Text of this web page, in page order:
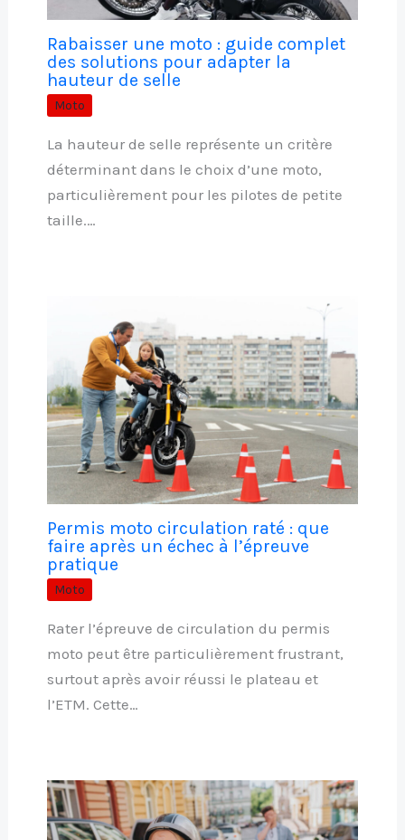
Rabaisser une moto : guide complet
des solutions pour adapter la
hauteur de selle
Moto
La hauteur de selle représente un critère
déterminant dans le choix d’une moto,
particulièrement pour les pilotes de petite
taille.…
Permis moto circulation raté : que
faire après un échec à l’épreuve
pratique
Moto
Rater l’épreuve de circulation du permis
moto peut être particulièrement frustrant,
surtout après avoir réussi le plateau et
l’ETM. Cette…